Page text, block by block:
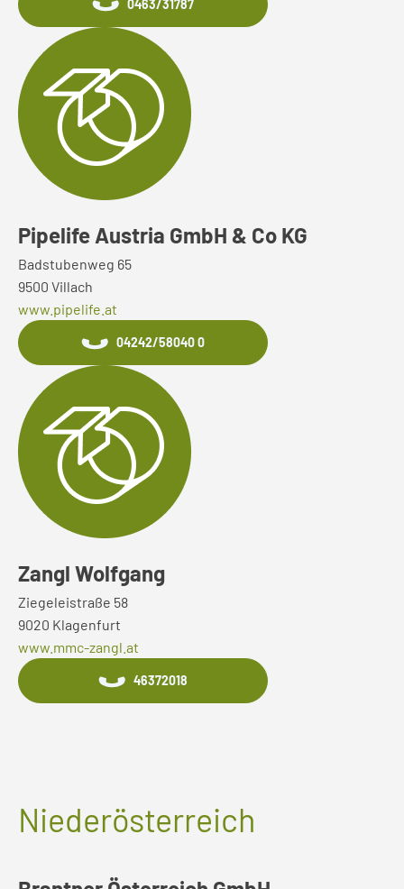
0463/31787
Pipelife Austria GmbH & Co KG
Badstubenweg 65
9500 Villach
www.pipelife.at
04242/58040 0
Zangl Wolfgang
Ziegeleistraße 58
9020 Klagenfurt
www.mmc-zangl.at
46372018
Niederösterreich